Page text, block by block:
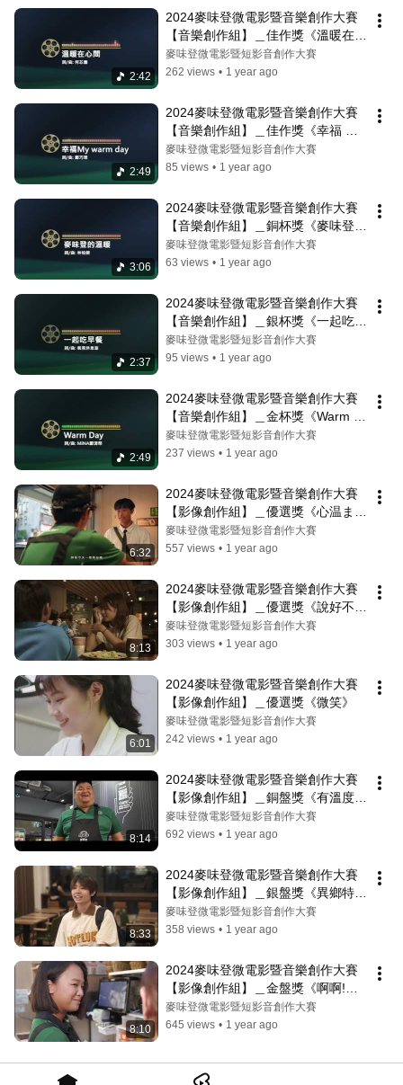
2:42
2024麥味登微電影暨音樂創作大賽
【音樂創作組】＿佳作獎《溫暖在心
間》
麥味登微電影暨短影音創作大賽
262 views • 1 year ago
2:49
2024麥味登微電影暨音樂創作大賽
【音樂創作組】＿佳作獎《幸福 My
Warm Day》
麥味登微電影暨短影音創作大賽
85 views • 1 year ago
3:06
2024麥味登微電影暨音樂創作大賽
【音樂創作組】＿銅杯獎《麥味登的
溫暖》
麥味登微電影暨短影音創作大賽
63 views • 1 year ago
2:37
2024麥味登微電影暨音樂創作大賽
【音樂創作組】＿銀杯獎《一起吃早
餐》
麥味登微電影暨短影音創作大賽
95 views • 1 year ago
2:49
2024麥味登微電影暨音樂創作大賽
【音樂創作組】＿金杯獎《Warm
Day》
麥味登微電影暨短影音創作大賽
237 views • 1 year ago
6:32
2024麥味登微電影暨音樂創作大賽
【影像創作組】＿優選獎《心温まる
朝食》
麥味登微電影暨短影音創作大賽
557 views • 1 year ago
8:13
2024麥味登微電影暨音樂創作大賽
【影像創作組】＿優選獎《說好不分
離》
麥味登微電影暨短影音創作大賽
303 views • 1 year ago
6:01
2024麥味登微電影暨音樂創作大賽
【影像創作組】＿優選獎《微笑》
麥味登微電影暨短影音創作大賽
242 views • 1 year ago
8:14
2024麥味登微電影暨音樂創作大賽
【影像創作組】＿銅盤獎《有溫度的
笑聲》
麥味登微電影暨短影音創作大賽
692 views • 1 year ago
8:33
2024麥味登微電影暨音樂創作大賽
【影像創作組】＿銀盤獎《異鄉特
餐》
麥味登微電影暨短影音創作大賽
358 views • 1 year ago
8:10
2024麥味登微電影暨音樂創作大賽
【影像創作組】＿金盤獎《啊啊!我
要離職啦!》
麥味登微電影暨短影音創作大賽
645 views • 1 year ago